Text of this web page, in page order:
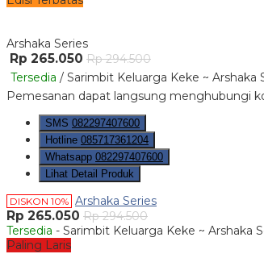
Arshaka Series
Rp 265.050 Rp 294.500
Tersedia / Sarimbit Keluarga Keke ~ Arshaka
Pemesanan dapat langsung menghubungi
SMS 082297407600
Hotline 085717361204
Whatsapp 082297407600
Lihat Detail Produk
DISKON 10% Arshaka Series
Rp 265.050 Rp 294.500
Tersedia - Sarimbit Keluarga Keke ~ Arshaka
Paling Laris